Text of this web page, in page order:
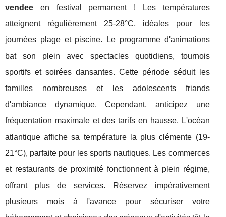
vendee en festival permanent ! Les températures
atteignent régulièrement 25-28°C, idéales pour les
journées plage et piscine. Le programme d'animations
bat son plein avec spectacles quotidiens, tournois
sportifs et soirées dansantes. Cette période séduit les
familles nombreuses et les adolescents friands
d'ambiance dynamique. Cependant, anticipez une
fréquentation maximale et des tarifs en hausse. L'océan
atlantique affiche sa température la plus clémente (19-
21°C), parfaite pour les sports nautiques. Les commerces
et restaurants de proximité fonctionnent à plein régime,
offrant plus de services. Réservez impérativement
plusieurs mois à l'avance pour sécuriser votre